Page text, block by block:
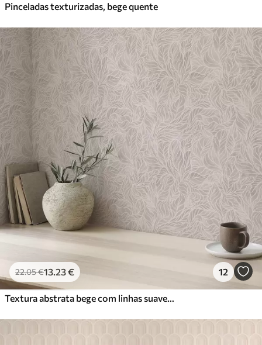
Vinil Premium
65.0039.00€/m²
Pinceladas texturizadas, bege quente
22.05€13.23€ 12
Textura abstrata bege com linhas suaves de folhas